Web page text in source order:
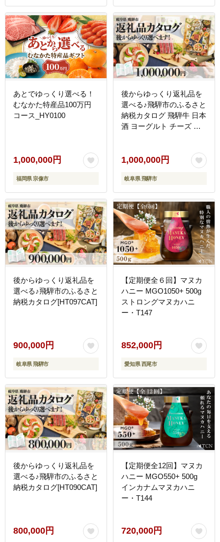
あとでゆっくり選べる！
むなかた特産品100万円
コース_HY0100
1,000,000円
福岡県 宗像市
後からゆっくり返礼品を
選べる♪飛騨市のふるさと
納税カタログ 飛騨牛 日本
酒 ヨーグルト チーズ ハ
1,000,000円
岐阜県 飛騨市
後からゆっくり返礼品を
選べる♪飛騨市のふるさと
納税カタログ[HT097CAT]
900,000円
岐阜県 飛騨市
【定期便全６回】マヌカ
ハニー MGO1050+ 500g
ストロングマヌカハニ
ー・T147
852,000円
愛知県 西尾市
後からゆっくり返礼品を
選べる♪飛騨市のふるさと
納税カタログ[HT090CAT]
800,000円
【定期便全12回】マヌカ
ハニー MGO550+ 500g
インカナムマヌカハニ
ー・T144
720,000円